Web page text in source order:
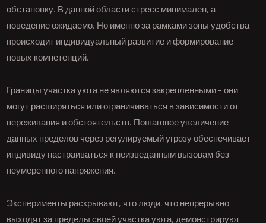
обстановку. В данной области стресс минимален, а
поведение ожидаемо. Но именно за рамками зоны удобства
происходит индивидуальный развитие и формирование
новых компетенций.
Границы участка уюта не являются закрепленными – они
могут расширяться или ограничиваться в зависимости от
переживания и обстоятельств. Пошаговое увеличение
данных пределов через регулируемый угрозу обеспечивает
индивиду настраиваться к неизведанным вызовам без
неумеренного напряжения.
Эксперименты раскрывают, что люди, что непрерывно
выходят за пределы своей участка уюта, демонстрируют